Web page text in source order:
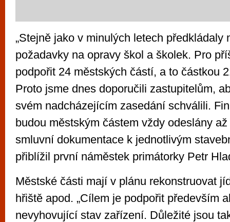
„Stejně jako v minulých letech předkládaly
požadavky na opravy škol a školek. Pro
podpořit 24 městských částí, a to částkou
Proto jsme dnes doporučili zastupitelům,
svém nadcházejícím zasedání schválili.
budou městským částem vždy odeslány
smluvní dokumentace k jednotlivým
přiblížil první náměstek primátorky Petr
Městské části mají v plánu rekonstruovat
hřiště apod. „Cílem je podpořit především
nevyhovující stav zařízení. Důležité jsou